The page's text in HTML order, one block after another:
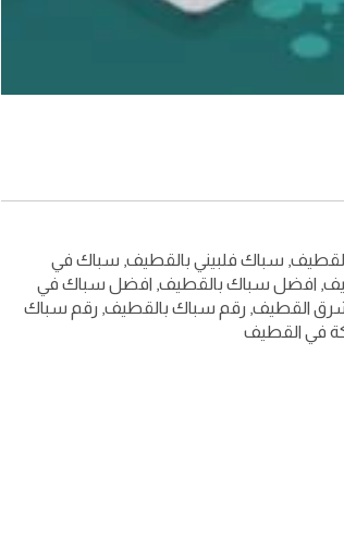
سباك فلبيني بالقطيف, سباك في
افضل سباك بالقطيف, افضل سباك في
القطيف, رقم سباك بالقطيف, رقم سباك
في القطيف